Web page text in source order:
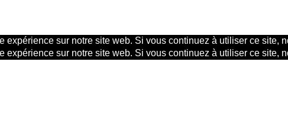
sur notre site web. Si vous continuez à utiliser ce site,
sur notre site web. Si vous continuez à utiliser ce site,